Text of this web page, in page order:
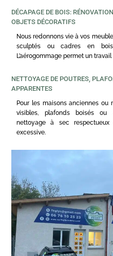
DÉCAPAGE DE BOIS:
OBJETS DÉCORATIFS
Nous redonnons vie à vos
sculptés ou cadres en
L’aérogommage permet un
NETTOYAGE DE POUTRES,
APPARENTES
Pour les maisons anciennes ou
visibles, plafonds boisés ou
nettoyage à sec
excessive.